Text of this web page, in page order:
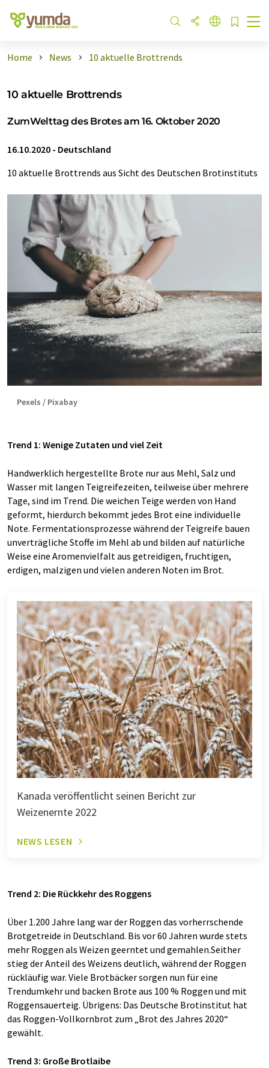
Home News 10 aktuelle Brottrends
10 aktuelle Brottrends
ZumWelttag des Brotes am 16. Oktober 2020
16.10.2020 - Deutschland
10 aktuelle Brottrends aus Sicht des Deutschen Brotinstituts
Pexels / Pixabay
Trend 1: Wenige Zutaten und viel Zeit
Handwerklich hergestellte Brote nur aus Mehl, Salz und
Wasser mit langen Teigreifezeiten, teilweise über mehrere
Tage, sind im Trend. Die weichen Teige werden von Hand
geformt, hierdurch bekommt jedes Brot eine individuelle
Note. Fermentationsprozesse während der Teigreife bauen
unverträgliche Stoffe im Mehl ab und bilden auf natürliche
Weise eine Aromenvielfalt aus getreidigen, fruchtigen,
erdigen, malzigen und vielen anderen Noten im Brot.
Kanada veröffentlicht seinen Bericht zur
Weizenernte 2022
NEWS LESEN
Trend 2: Die Rückkehr des Roggens
Über 1.200 Jahre lang war der Roggen das vorherrschende
Brotgetreide in Deutschland. Bis vor 60 Jahren wurde stets
mehr Roggen als Weizen geerntet und gemahlen.Seither
stieg der Anteil des Weizens deutlich, während der Roggen
rückläufig war. Viele Brotbäcker sorgen nun für eine
Trendumkehr und backen Brote aus 100 % Roggen und mit
Roggensauerteig. Übrigens: Das Deutsche Brotinstitut hat
das Roggen-Vollkornbrot zum „Brot des Jahres 2020“
gewählt.
Trend 3: Große Brotlaibe